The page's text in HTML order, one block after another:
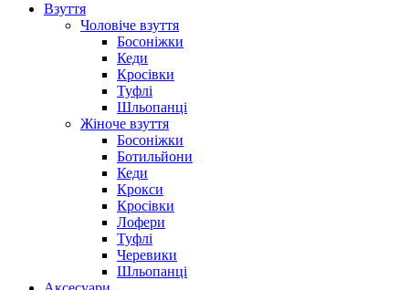
Взуття
Чоловіче взуття
Босоніжки
Кеди
Кросівки
Туфлі
Шльопанці
Жіноче взуття
Босоніжки
Ботильйони
Кеди
Крокси
Кросівки
Лофери
Туфлі
Черевики
Шльопанці